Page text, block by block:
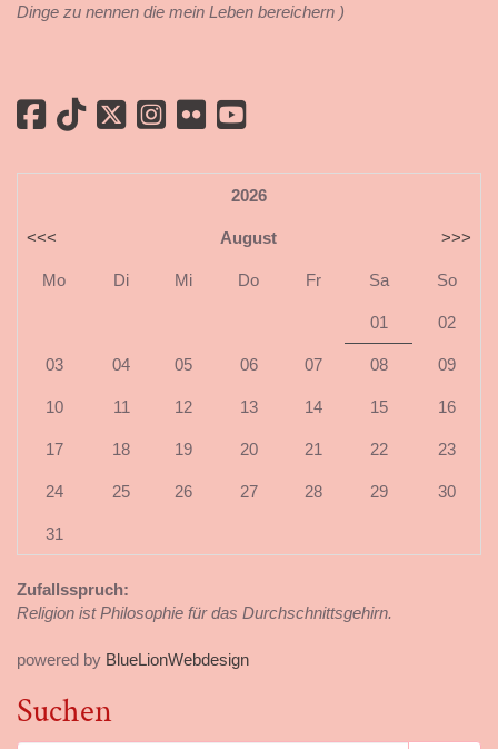
Dinge zu nennen die mein Leben bereichern )
2026
<<< August >>>
Mo Di Mi Do Fr Sa So
01 02
03 04 05 06 07 08 09
10 11 12 13 14 15 16
17 18 19 20 21 22 23
24 25 26 27 28 29 30
31
Zufallsspruch:
Religion ist Philosophie für das Durchschnittsgehirn.
powered by BlueLionWebdesign
Suchen